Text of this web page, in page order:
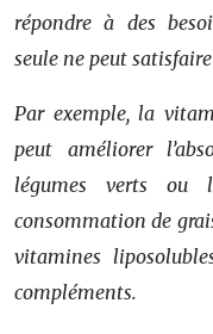
répondre à des
seule ne peut
Par exemple, la
peut améliorer
légumes verts ou
consommation de
vitamines
compléments.